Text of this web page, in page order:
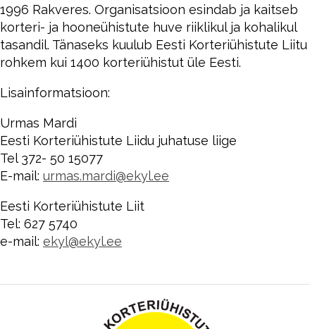
1996 Rakveres. Organisatsioon esindab ja kaitseb
korteri- ja hooneühistute huve riiklikul ja kohalikul
tasandil. Tänaseks kuulub Eesti Korteriühistute Liitu
rohkem kui 1400 korteriühistut üle Eesti.
Lisainformatsioon:
Urmas Mardi
Eesti Korteriühistute Liidu juhatuse liige
Tel 372- 50 15077
E-mail: urmas.mardi@ekyl.ee
Eesti Korteriühistute Liit
Tel: 627 5740
e-mail: ekyl@ekyl.ee